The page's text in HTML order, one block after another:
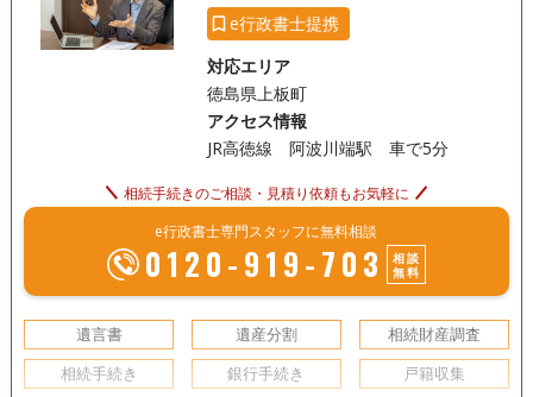
いよう、初回の相談は無料です。60分から90分ほど時間をか
けてじっくり安心して話ができます。 ぜひお気軽にご相談く
18時以降相談可 オンライン面談可 事務所面談可
e行政書士提携
対応エリア
徳島県上板町
アクセス情報
JR高徳線 阿波川端駅 車で5分
相続手続きのご相談・見積り依頼もお気軽に
e行政書士専門スタッフに無料相談
0120-919-703
相談
無料
遺言書 遺産分割
相続財産調査
相続手続き
銀行手続き
戸籍収集